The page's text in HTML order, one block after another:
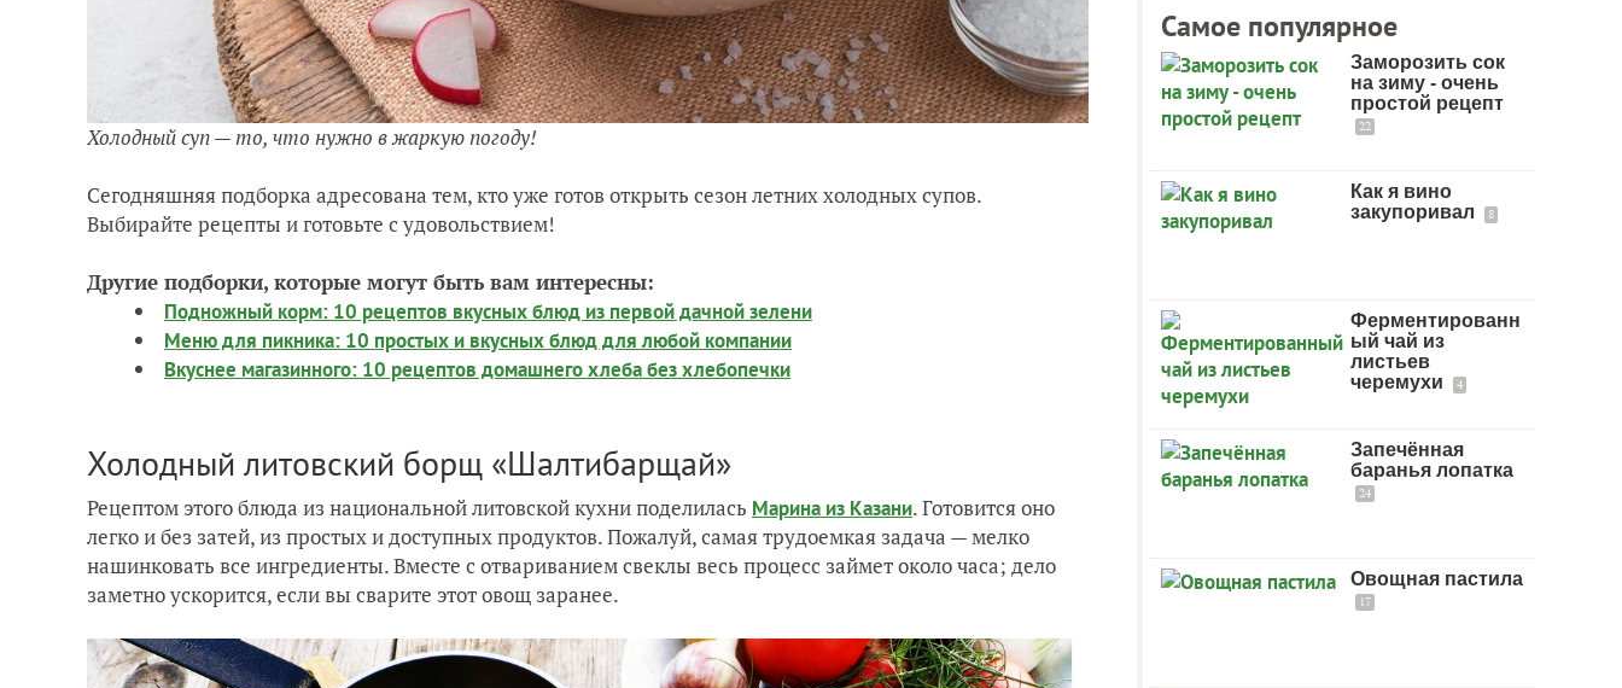
Холодный суп — то, что нужно в жаркую погоду!
Сегодняшняя подборка адресована тем, кто уже готов открыть сезон летних холодных супов.
Выбирайте рецепты и готовьте с удовольствием!
Другие подборки, которые могут быть вам интересны:
Подножный корм: 10 рецептов вкусных блюд из первой дачной зелени
Меню для пикника: 10 простых и вкусных блюд для любой компании
Вкуснее магазинного: 10 рецептов домашнего хлеба без хлебопечки
Холодный литовский борщ «Шалтибарщай»
Рецептом этого блюда из национальной литовской кухни поделилась Марина из Казани. Готовится оно
легко и без затей, из простых и доступных продуктов. Пожалуй, самая трудоемкая задача — мелко
нашинковать все ингредиенты. Вместе с отвариванием свеклы весь процесс займет около часа; дело
заметно ускорится, если вы сварите этот овощ заранее.
Самое популярное
Заморозить сок
на зиму - очень
простой рецепт
22
Как я вино
закупоривал
8
Ферментированн
ый чай из
листьев
черемухи
4
Запечённая
баранья лопатка
24
Овощная пастила
17